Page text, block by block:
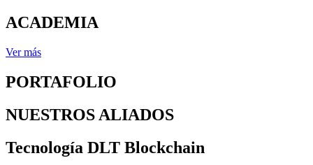
ACADEMIA
Ver más
PORTAFOLIO
NUESTROS ALIADOS
Tecnología DLT Blockchain